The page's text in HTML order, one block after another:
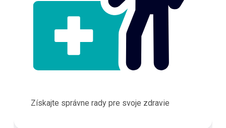
Získajte správne rady pre svoje zdravie